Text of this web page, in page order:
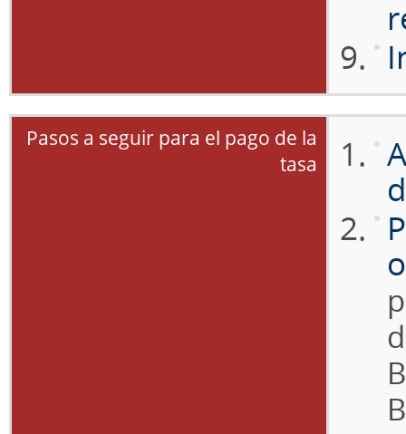
Pasos a seguir para el pago de la
tasa